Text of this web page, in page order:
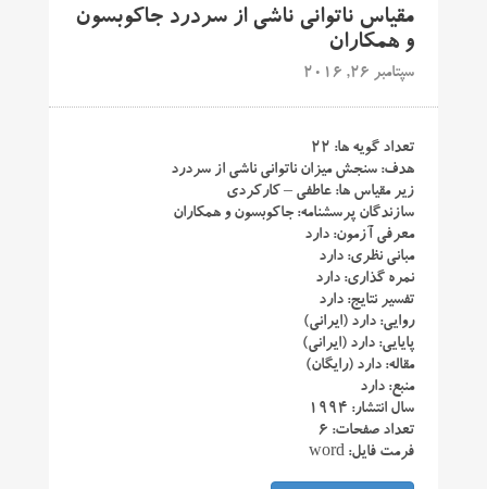
مقیاس ناتوانی ناشی از سردرد جاکوبسون
و همکاران
سپتامبر 26, 2016
تعداد گویه ها: ۲۲
هدف: سنجش میزان ناتوانی ناشی از سردرد
زیر مقیاس ها: عاطفی – کارکردی
سازندگان پرسشنامه: جاکوبسون و همکاران
معرفی آزمون: دارد
مبانی نظری: دارد
نمره گذاری: دارد
تفسیر نتایج: دارد
روایی: دارد (ایرانی)
پایایی: دارد (ایرانی)
مقاله: دارد (رایگان)
منبع: دارد
سال انتشار: ۱۹۹۴
تعداد صفحات: ۶
فرمت فایل: word